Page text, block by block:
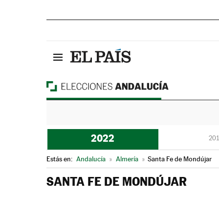
2022
Estás en: Andalucía » Almería » Santa Fe de Mondújar
SANTA FE DE MONDÚJAR